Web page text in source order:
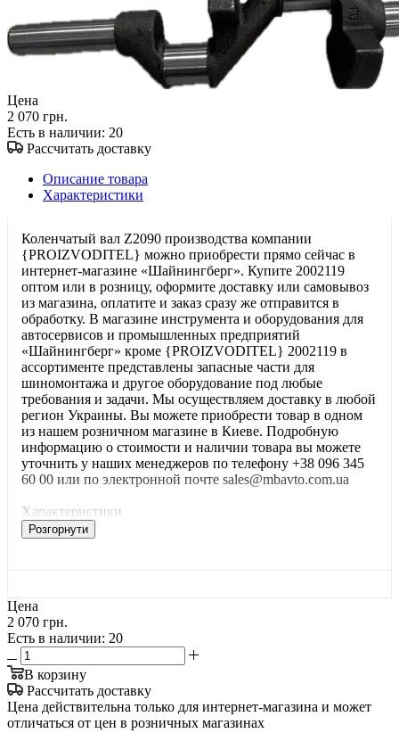
Цена
2 070 грн.
Есть в наличии: 20
Рассчитать доставку
Описание товара
Характеристики
Коленчатый вал Z2090 производства компании
{PROIZVODITEL} можно приобрести прямо сейчас в
интернет-магазине «Шайнингберг». Купите 2002119
оптом или в розницу, оформите доставку или самовывоз
из магазина, оплатите и заказ сразу же отправится в
обработку. В магазине инструмента и оборудования для
автосервисов и промышленных предприятий
«Шайнингберг» кроме {PROIZVODITEL} 2002119 в
ассортименте представлены запасные части для
шиномонтажа и другое оборудование под любые
требования и задачи. Мы осуществляем доставку в любой
регион Украины. Вы можете приобрести товар в одном
из нашем розничном магазине в Киеве. Подробную
информацию о стоимости и наличии товара вы можете
уточнить у наших менеджеров по телефону +38 096 345
60 00 или по электронной почте sales@mbavto.com.ua
Характеристики
Розгорнути
Цена
2 070 грн.
Есть в наличии: 20
В корзину
Рассчитать доставку
Цена действительна только для интернет-магазина и может
отличаться от цен в розничных магазинах